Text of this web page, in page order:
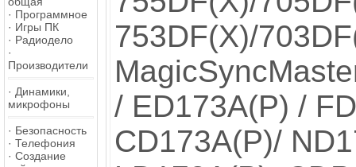
· Программное
· Игры ПК
· Радиодело
·
Производители
· Динамики,
микрофоны
· Безопасность
· Телефония
· Создание
753DF(X)/
/ ED173A(P) /
CD173A(P)/